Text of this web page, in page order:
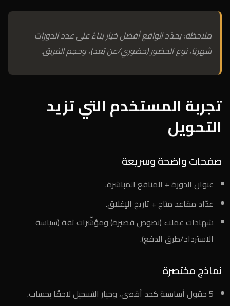
ملاحظة: يحدّد الواقع أفضل خيار بناءً على عدد الدورات
شهريًا، نوع الحضور (حضوري/عن بُعد)، وحجم الفريق.
تجربة المستخدم التي تزيد
التحويل
صفحات واضحة وسريعة
عنوان الدورة + المنافع المباشرة.
عدّاد مقاعد متاح + تاريخ الإغلاق.
شهادات عملاء (نصوص قصيرة) ومؤشّرات ثقة (سياسة
الاسترداد/طرق الدفع).
نماذج مختصرة
5 حقول أساسية كحد أقصى، وخيار التسجيل لاحقًا بحساب.